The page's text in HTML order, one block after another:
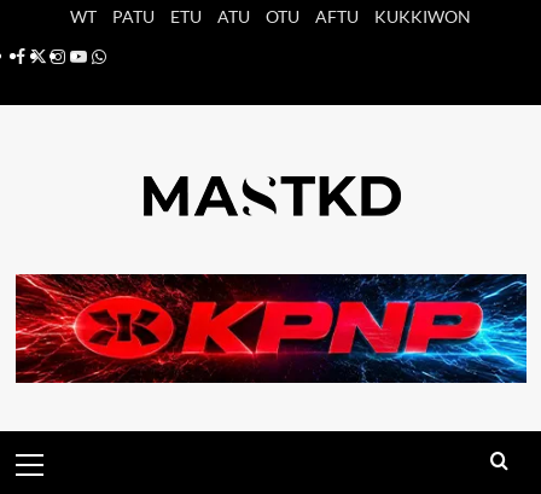
WT PATU ETU ATU OTU AFTU
KUKKIWON
Facebook
X Instagram
YouTube
Whatsapp
principal